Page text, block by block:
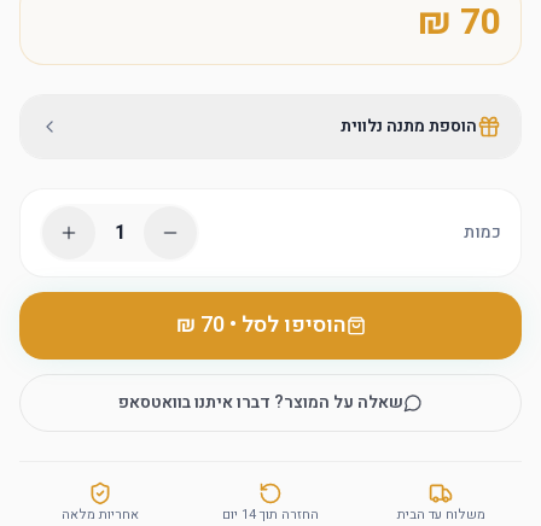
הוספת מתנה נלווית
כמות 1
הוסיפו לסל •
‏70 ₪
שאלה על המוצר? דברו איתנו בוואטסאפ
משלוח עד הבית החזרה תוך 14 יום אחריות מלאה